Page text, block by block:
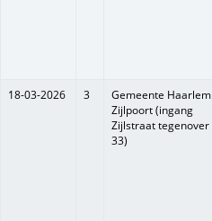
18-03-2026 3
Gemeente Haarlem
Zijlpoort (ingang
Zijlstraat tegenover
33)